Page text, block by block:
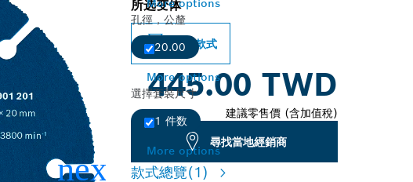
More options
孔徑，公釐
20.00
More options
選擇套裝尺寸
1 件数
More options
所选变体
變更款式
445.00 TWD
建議零售價 (含加值稅)
尋找當地經銷商
款式總覽(1)